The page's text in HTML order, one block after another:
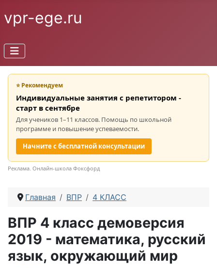
vpr-ege.ru
⭐ Рекомендуем
Индивидуальные занятия с репетитором -
старт в сентябре
Для учеников 1–11 классов. Помощь по школьной
программе и повышение успеваемости.
Начните с бесплатной консультации
Реклама. Онлайн-школа Фоксфорд
Главная ВПР 4 КЛАСС
ВПР 4 класс демоверсия
2019 - математика, русский
язык, окружающий мир